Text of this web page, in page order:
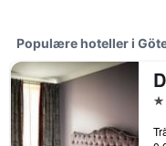
Populære hoteller i
5